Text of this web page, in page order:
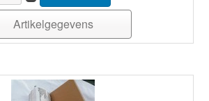
Artikelgegevens